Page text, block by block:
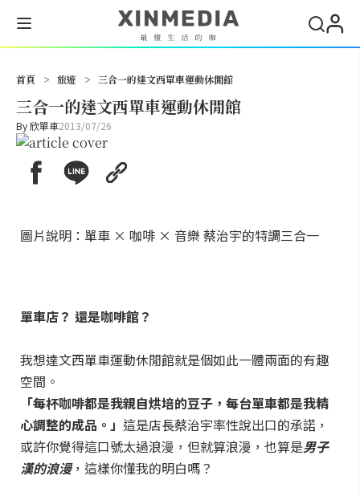
首頁 > 旅遊 > 三合一的達文西單車運動休閒館
三合一的達文西單車運動休閒館
By欣單車2013/07/26
圖片說明：單車 × 咖啡 × 音樂 蔡治宇的特調三合一
單車店？ 還是咖啡館？
我想達文西單車運動休閒館就是個如此一體兩面的有趣
空間。
「每杯咖啡都是我親自烘培的豆子，每台單車都是我精
心調整的成品。」 這是店長蔡治宇率性說出口的承諾，
或許你覺得這口號太過浪漫，但就算浪漫，也算是男子
漢的浪漫，這樣你懂我的明白嗎？